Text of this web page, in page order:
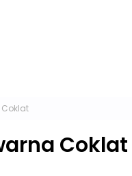
Coklat
Coklat